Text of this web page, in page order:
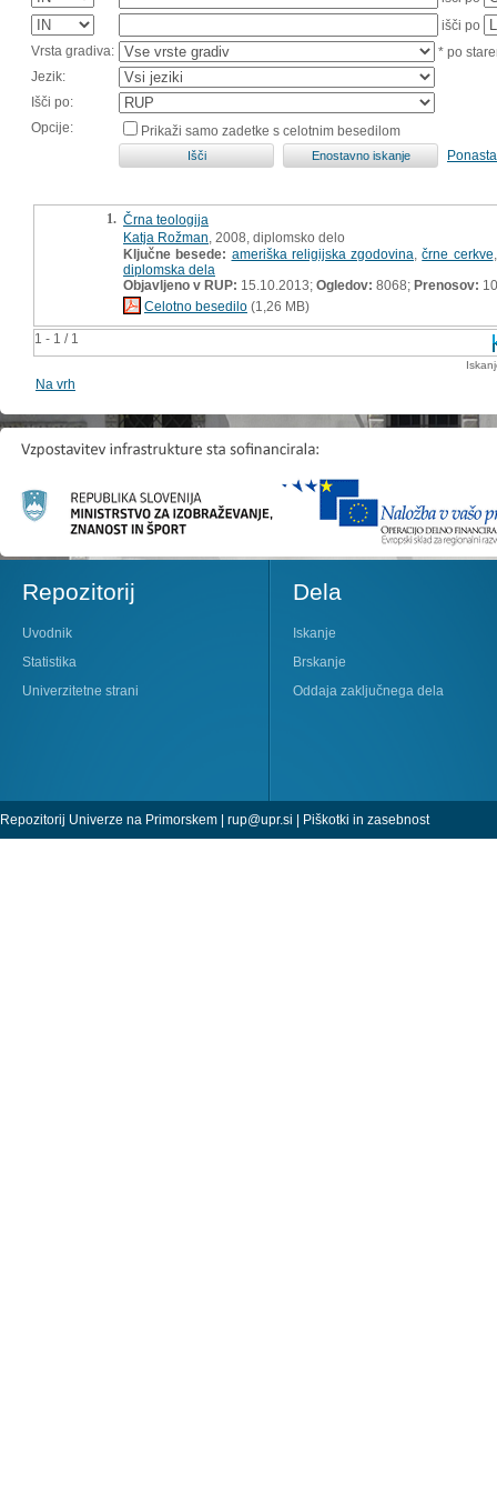
išči po
Vrsta gradiva:
* po
Jezik:
Išči po:
Opcije:
Prikaži samo zadetke s celotnim besedilom
1 - 1 / 1
1. Črna teologija
Katja Rožman , 2008, diplomsko delo
Ključne besede: ameriška religijska zgodovina ,črne cerkve
diplomska dela
Objavljeno v RUP: 15.10.2013; Ogledov: 8068; Prenosov:
Celotno besedilo (1,26 MB)
Na vrh
Repozitorij
Uvodnik
Statistika
Univerzitetne strani
Dela
Iskanje
Brskanje
Oddaja zaključnega dela
Repozitorij Univerze na Primorskem | rup@upr.si | Piškotki in zasebnost